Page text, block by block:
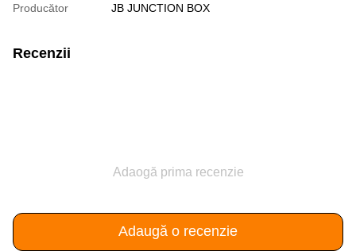
Producător JB JUNCTION BOX
Recenzii
Adaogă prima recenzie
Adaugă o recenzie